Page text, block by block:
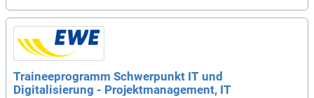
Traineeprogramm Schwerpunkt IT und
Digitalisierung - Projektmanagement, IT